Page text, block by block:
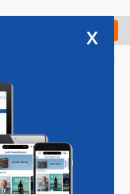
Check in
Vacatures
x